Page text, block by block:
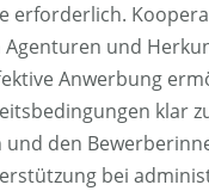
erforderlich.
und
Anwerbung
klar
den
bei